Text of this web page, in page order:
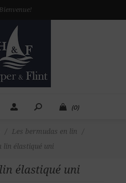
(0)
/ Les bermudas en lin
/
lin élastiqué uni
élastiqué uni